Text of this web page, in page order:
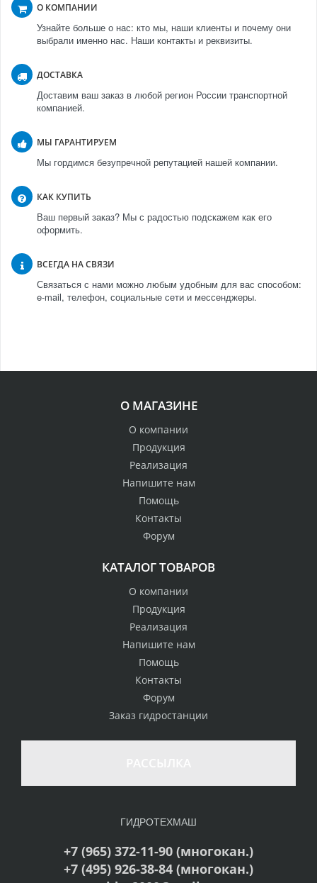
О КОМПАНИИ
Узнайте больше о нас: кто мы, наши клиенты и почему они
выбрали именно нас. Наши контакты и реквизиты.
ДОСТАВКА
Доставим ваш заказ в любой регион России транспортной
компанией.
МЫ ГАРАНТИРУЕМ
Мы гордимся безупречной репутацией нашей компании.
КАК КУПИТЬ
Ваш первый заказ? Мы с радостью подскажем как его
оформить.
ВСЕГДА НА СВЯЗИ
Связаться с нами можно любым удобным для вас способом:
e-mail, телефон, социальные сети и мессенджеры.
О МАГАЗИНЕ
О компании
Продукция
Реализация
Напишите нам
Помощь
Контакты
Форум
КАТАЛОГ ТОВАРОВ
О компании
Продукция
Реализация
Напишите нам
Помощь
Контакты
Форум
Заказ гидростанции
ГИДРОТЕХМАШ
+7 (965) 372-11-90 (многокан.)
+7 (495) 926-38-84 (многокан.)